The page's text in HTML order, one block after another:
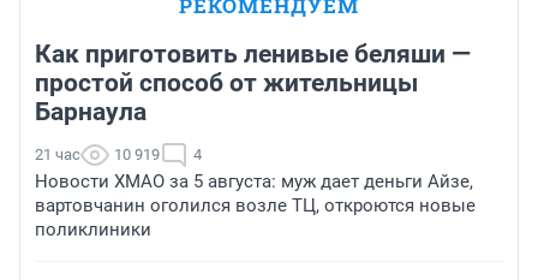
Как приготовить ленивые беляши —
простой способ от жительницы
Барнаула
21 час 10 919 4
Новости ХМАО за 5 августа: муж дает деньги Айзе,
вартовчанин оголился возле ТЦ, откроются новые
поликлиники